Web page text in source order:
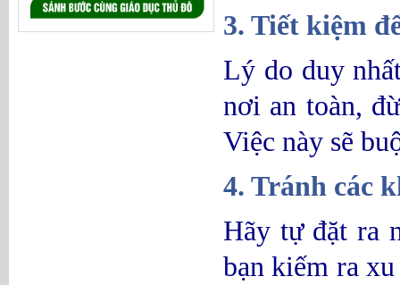
3. Tiết kiệm
Lý do duy
nơi an toàn,
Việc này sẽ
4. Tránh các
Hãy tự đặt ra
bạn kiếm ra